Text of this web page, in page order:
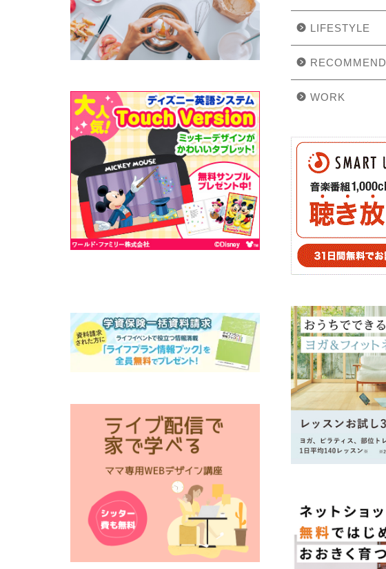
LIFESTYLE
RECOMMEND
WORK